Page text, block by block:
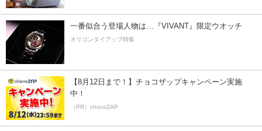
一番似合う登場人物は…『VIVANT』限定ウオッチ
オリコンタイアップ特集
【8月12日まで！】チョコザップキャンペーン実施
中！
（PR）chocoZAP